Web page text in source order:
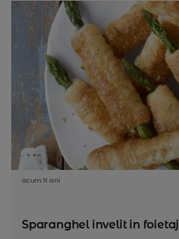
acum 11 ani
Sparanghel invelit in foietaj